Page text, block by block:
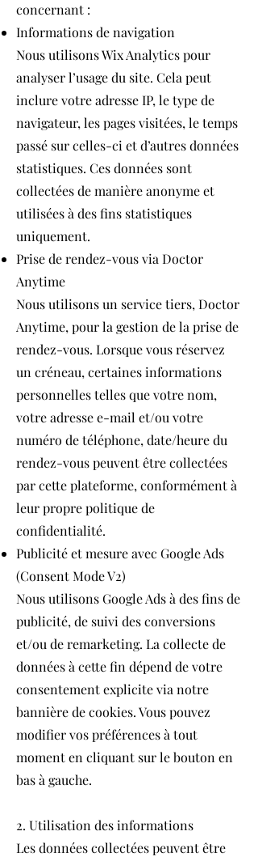
concernant :
Informations de navigation
Nous utilisons Wix Analytics pour
analyser l’usage du site. Cela peut
inclure votre adresse IP, le type de
navigateur, les pages visitées, le temps
passé sur celles-ci et d’autres données
statistiques. Ces données sont
collectées de manière anonyme et
utilisées à des fins statistiques
uniquement.
Prise de rendez-vous via Doctor
Anytime
Nous utilisons un service tiers, Doctor
Anytime, pour la gestion de la prise de
rendez-vous. Lorsque vous réservez
un créneau, certaines informations
personnelles telles que votre nom,
votre adresse e-mail et/ou votre
numéro de téléphone, date/heure du
rendez-vous peuvent être collectées
par cette plateforme, conformément à
leur propre politique de
confidentialité.
Publicité et mesure avec Google Ads
(Consent Mode V2)
Nous utilisons Google Ads à des fins de
publicité, de suivi des conversions
et/ou de remarketing. La collecte de
données à cette fin dépend de votre
consentement explicite via notre
bannière de cookies. Vous pouvez
modifier vos préférences à tout
moment en cliquant sur le bouton en
bas à gauche.
2. Utilisation des informations
Les données collectées peuvent être